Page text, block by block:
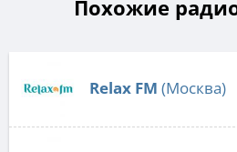
Похожие
Relax FM (Москва)